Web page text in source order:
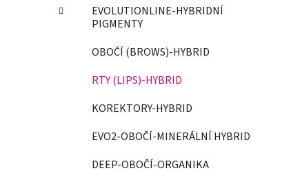
EVOLUTIONLINE-HYBRIDNÍ
PIGMENTY
OBOČÍ (BROWS)-HYBRID
RTY (LIPS)-HYBRID
KOREKTORY-HYBRID
EVO2-OBOČÍ-MINERÁLNÍ HYBRID
DEEP-OBOČÍ-ORGANIKA